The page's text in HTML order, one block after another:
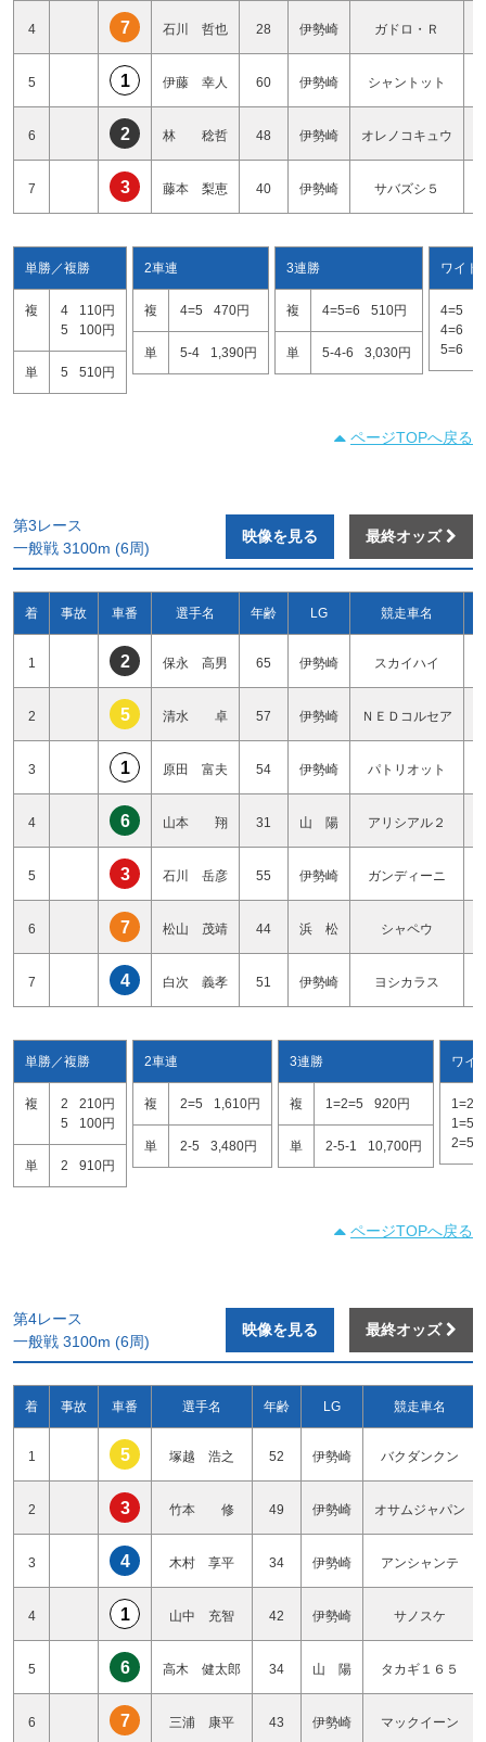
4 7 石川 哲也 28 伊勢崎 ガドロ・Ｒ
5 1 伊藤 幸人 60 伊勢崎 シャントット
6 2 林 稔哲 48 伊勢崎 オレノコキュウ
7 3 藤本 梨恵 40 伊勢崎 サバズシ５
単勝／複勝
複 4
110円
5
100円
単 5 510円
2車連
複 4=5 470円
単 5-4 1,390円
3連勝
複 4=5=6 510円
単 5-4-6 3,030円
ワイド
4=5
4=6
5=6
ページTOPへ戻る
第3レース
一般戦 3100m (6周)
映像を見る 最終オッズ
着 事故 車番 選手名 年齢 LG 競走車名
1 2 保永 高男 65 伊勢崎 スカイハイ
2 5 清水 卓 57 伊勢崎 ＮＥＤコルセア
3 1 原田 富夫 54 伊勢崎 パトリオット
4 6 山本 翔 31 山 陽 アリシアル２
5 3 石川 岳彦 55 伊勢崎 ガンディーニ
6 7 松山 茂靖 44 浜 松 シャペウ
7 4 白次 義孝 51 伊勢崎 ヨシカラス
単勝／複勝
複 2
210円
5
100円
単 2 910円
2車連
複 2=5 1,610円
単 2-5 3,480円
3連勝
複 1=2=5 920円
単 2-5-1 10,700円
ワイ
1=2
1=5
2=5
ページTOPへ戻る
第4レース
一般戦 3100m (6周)
映像を見る 最終オッズ
着 事故 車番 選手名 年齢 LG 競走車名
1 5 塚越 浩之 52 伊勢崎 バクダンクン
2 3 竹本 修 49 伊勢崎 オサムジャパン
3 4 木村 享平 34 伊勢崎 アンシャンテ
4 1 山中 充智 42 伊勢崎 サノスケ
5 6 高木 健太郎 34 山 陽 タカギ１６５
6 7 三浦 康平 43 伊勢崎 マックイーン